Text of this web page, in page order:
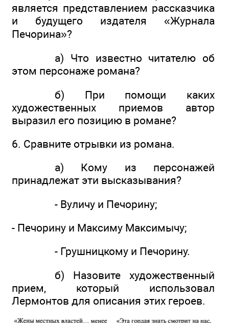
является представлением рассказчика
и будущего издателя «Журнала
Печорина»?
а) Что известно читателю об
этом персонаже романа?
б) При помощи каких
художественных приемов автор
выразил его позицию в романе?
6. Сравните отрывки из романа.
а) Кому из персонажей
принадлежат эти высказывания?
- Вуличу и Печорину;
- Печорину и Максиму Максимычу;
- Грушницкому и Печорину.
б) Назовите художественный
прием, который использовал
Лермонтов для описания этих героев.